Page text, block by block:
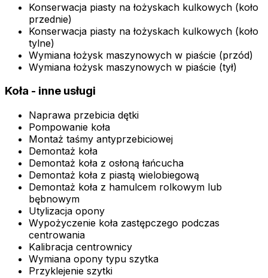
Konserwacja piasty na łożyskach kulkowych (koło
przednie)
Konserwacja piasty na łożyskach kulkowych (koło
tylne)
Wymiana łożysk maszynowych w piaście (przód)
Wymiana łożysk maszynowych w piaście (tył)
Koła - inne usługi
Naprawa przebicia dętki
Pompowanie koła
Montaż taśmy antyprzebiciowej
Demontaż koła
Demontaż koła z osłoną łańcucha
Demontaż koła z piastą wielobiegową
Demontaż koła z hamulcem rolkowym lub
bębnowym
Utylizacja opony
Wypożyczenie koła zastępczego podczas
centrowania
Kalibracja centrownicy
Wymiana opony typu szytka
Przyklejenie szytki